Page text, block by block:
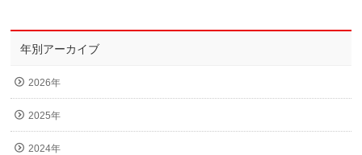
年別アーカイブ
2026年
2025年
2024年